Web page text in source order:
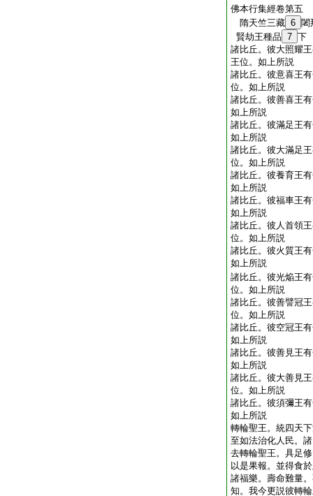
佛本行集經卷第五
隋天竺三藏 6
賢劫王種品 7 下
諸比丘。彼大照耀
王位。如上所説
諸比丘。彼意喜王
位。如上所説
諸比丘。彼善喜王
如上所説
諸比丘。彼滿足王
如上所説
諸比丘。彼大滿足
位。如上所説
諸比丘。彼養育王
如上所説
諸比丘。彼福車王
如上所説
諸比丘。彼人首領
位。如上所説
諸比丘。彼火質王
如上所説
諸比丘。彼光焔王
位。如上所説
諸比丘。彼善譬冠
位。如上所説
諸比丘。彼空冠王
如上所説
諸比丘。彼善見王
如上所説
諸比丘。彼大善見
位。如上所説
諸比丘。彼須彌王
如上所説
轉輪聖王。統四天
至如法治化人民。
去轉輪聖王。具足
以是果報。並得食
諸福樂。壽命難量
知。我今更説彼轉